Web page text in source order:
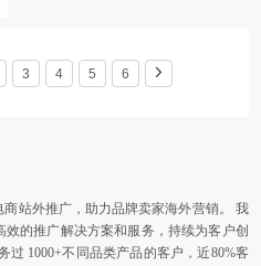
3 4 5 6
站外推广，助力品牌卖家海外营销。 我
的推广解决方案和服务，持续为客户创
过 1000+不同品类产品的客户，近80%客